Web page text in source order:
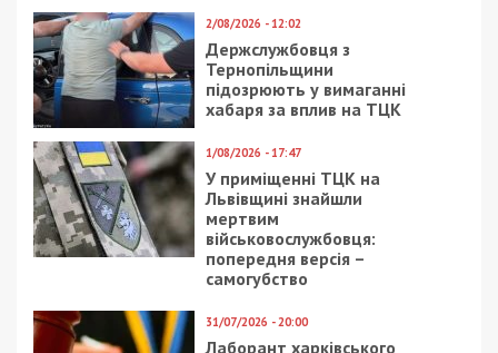
Здобуття доказів та встановлення збитків стало
можливим завдяки співпраці з компетентними
органами Туреччини, Болгарії, Румунії, Чехії та
Словаччини.
Тривають слідчі дії з метою встановлення всього
кола учасників злочинної організації та
притягнення їх до відповідальності.
Нагадаємо, раніше ми повідомляли про те, що на
Прикарпатті керівництво лісгоспу роками
незаконно рубало ліс на заповідній території.